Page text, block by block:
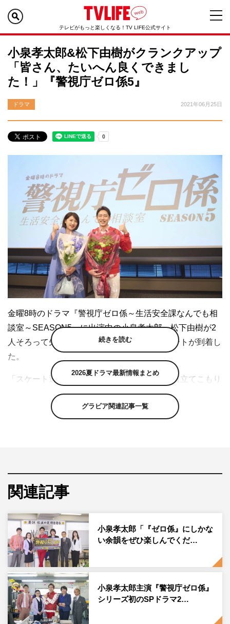
テレビがもっと楽しくなる！TV LIFE公式サイト
小泉孝太郎&松下由樹がクランクアップ
「皆さん、たいへん良くできまし
た！」『警視庁ゼロ係5』
ドラマ 2021年06月25日
金曜8時のドラマ『警視庁ゼロ係～生活安全課なんでも相
談室～SEASON5』に出演中の小泉孝太郎、松下由樹が2
人そろって先日クランクアップ。感謝のコメントが到着し
た。
「スケート選手殺人事件」や「進学校での人質立てこもり
事件」、そしてゼロ係メンバーである文平（戸塚純貴）が
指名手配となった事件など、今回もさまざまな難事件を解
決してきたが、物語もついにクライマックスに突入。
迎えた。
まずは松下がシリーズへの熱い思いとスタッフへの感謝を
よ！」との冬彦節のツッコミで続き、スタッフはもちろ
ん、バディの松下への感謝を語った。
6月25日（金）放送の第9話では、冬彦の元にマリオネッ
トを名乗る人物から犯行予告が届き、再び脳を抜き取られ
た女性の遺体が見つかる。10年前にも同様に脳がない3人
の女性の遺体が見つかる未解決事件が起きていた中、冬彦
は全ての遺体が身元不明であることから犯人は身寄りのな
続きを読む
2026夏ドラマ最新情報まとめ
グラビア関連記事一覧
関連記事
小泉孝太郎「『ゼロ係』にしかな
い余韻をぜひ楽しんでくだ…
小泉孝太郎主演『警視庁ゼロ係』
シリーズ初のSPドラマ2…